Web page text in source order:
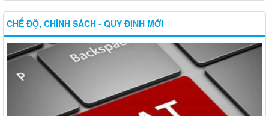
CHẾ ĐỘ, CHÍNH SÁCH - QUY ĐỊNH MỚI